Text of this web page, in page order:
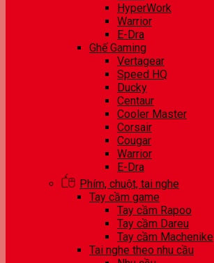
HyperWork
Warrior
E-Dra
Ghế Gaming
Vertagear
Speed HQ
Ducky
Centaur
Cooler Master
Corsair
Cougar
Warrior
E-Dra
Phím, chuột, tai nghe
Tay cầm game
Tay cầm Rapoo
Tay cầm Dareu
Tay cầm Machenike
Tai nghe theo nhu cầu